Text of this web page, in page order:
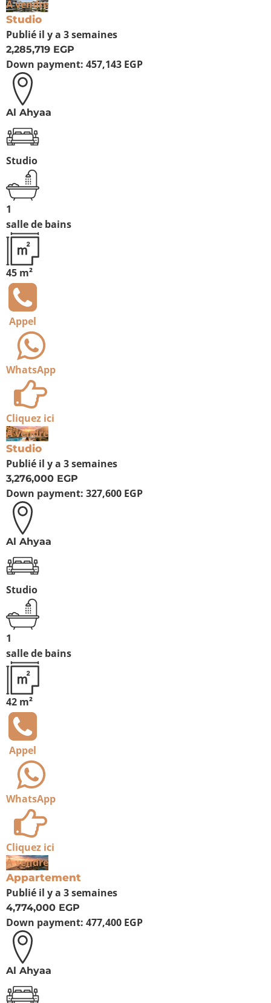
À vendre
Studio
Publié il y a 3 semaines
2,285,719 EGP
Down payment: 457,143 EGP
Al Ahyaa
Studio
1
salle de bains
45 m²
Appel
WhatsApp
Cliquez ici
À vendre
Studio
Publié il y a 3 semaines
3,276,000 EGP
Down payment: 327,600 EGP
Al Ahyaa
Studio
1
salle de bains
42 m²
Appel
WhatsApp
Cliquez ici
À vendre
Appartement
Publié il y a 3 semaines
4,774,000 EGP
Down payment: 477,400 EGP
Al Ahyaa